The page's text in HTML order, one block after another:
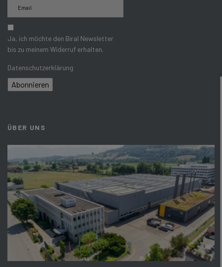
Ja, ich möchte den Biral Newsletter
bis zu meinem Widerruf erhalten.
Datenschutzerklärung
Abonnieren
ÜBER UNS